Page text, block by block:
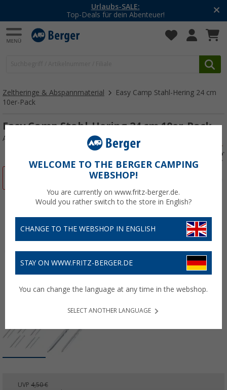
Deals für dein Abenteuer!
-
Zeltheringe & Abspannmaterial
Easy Camp Stahl-Hering 24 cm
10er-Pack
Easy Camp Stahl-Hering 24 cm 10er-Pack
Art.-Nr.: 483823
UVP 4,50 €
WELCOME TO THE BERGER CAMPING
WEBSHOP!
You are currently on www.fritz-berger.de.
Would you rather switch to the store in English?
CHANGE TO THE WEBSHOP IN ENGLISH
STAY ON WWW.FRITZ-BERGER.DE
You can change the language at any time in the webshop.
SELECT ANOTHER LANGUAGE